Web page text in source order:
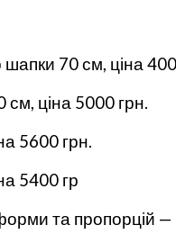
70 см, ціна
ціна 5000 грн.
5600 грн.
5400 гр
та пропорцій —